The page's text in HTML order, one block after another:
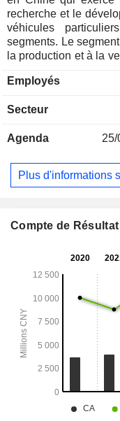
recherche et le
véhicules
segments. Le
la production et à la
à la production et à la
dans les segments
Employés
Secteur
Agenda 25/
Plus d'informations
Compte de